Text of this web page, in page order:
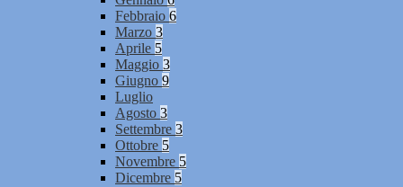
Febbraio 6
Marzo 3
Aprile 5
Maggio 3
Giugno 9
Luglio
Agosto 3
Settembre 3
Ottobre 5
Novembre 5
Dicembre 5